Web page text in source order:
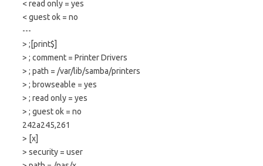
< read only = yes
< guest ok = no
---
> ;[print$]
> ; comment = Printer Drivers
> ; path = /var/lib/samba/printers
> ; browseable = yes
> ; read only = yes
> ; guest ok = no
242a245,261
> [x]
> security = user